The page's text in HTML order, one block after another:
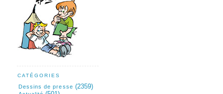
CATÉGORIES
Dessins de presse (2359)